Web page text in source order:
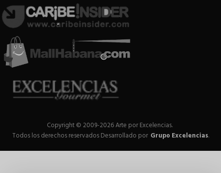
Copyright © 2009-2026 Arte por Excelencias.
Todos los derechos reservadosDesarrollado por Grupo Excelencias.